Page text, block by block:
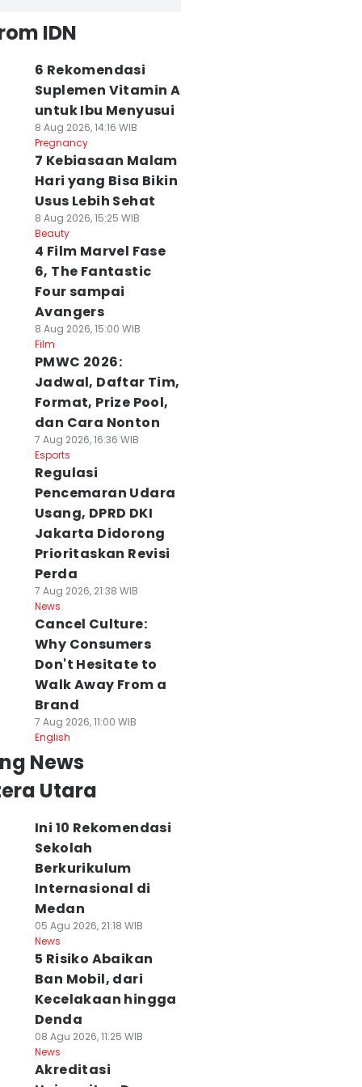
IDN
6 Rekomendasi
Suplemen Vitamin A
untuk Ibu Menyusui
8 Aug 2026, 14:16 WIB
Pregnancy
7 Kebiasaan Malam
Hari yang Bisa Bikin
Usus Lebih Sehat
8 Aug 2026, 15:25 WIB
Beauty
4 Film Marvel Fase
6, The Fantastic
Four sampai
Avangers
8 Aug 2026, 15:00 WIB
Film
PMWC 2026:
Jadwal, Daftar Tim,
Format, Prize Pool,
dan Cara Nonton
7 Aug 2026, 16:36 WIB
Esports
Regulasi
Pencemaran Udara
Usang, DPRD DKI
Jakarta Didorong
Prioritaskan Revisi
Perda
7 Aug 2026, 21:38 WIB
News
Cancel Culture:
Why Consumers
Don't Hesitate to
Walk Away From a
Brand
7 Aug 2026, 11:00 WIB
English
News
Utara
Ini 10 Rekomendasi
Sekolah
Berkurikulum
Internasional di
Medan
05 Agu 2026, 21:18 WIB
News
5 Risiko Abaikan
Ban Mobil, dari
Kecelakaan hingga
Denda
08 Agu 2026, 11:25 WIB
News
Akreditasi